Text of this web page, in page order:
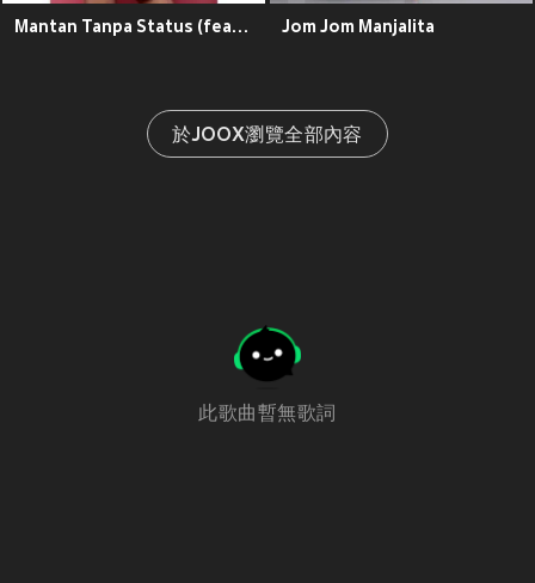
Mantan Tanpa Status (feat. Dede Satria) Jom Jom Manjalita
於JOOX瀏覽全部內容
此歌曲暫無歌詞